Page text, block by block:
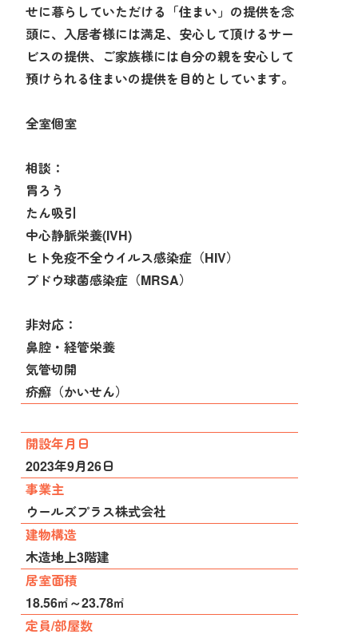
せに暮らしていただける「住まい」の提供を念
頭に、入居者様には満足、安心して頂けるサー
ビスの提供、ご家族様には自分の親を安心して
預けられる住まいの提供を目的としています。
全室個室
相談：
胃ろう
たん吸引
中心静脈栄養(IVH)
ヒト免疫不全ウイルス感染症（HIV）
ブドウ球菌感染症（MRSA）
非対応：
鼻腔・経管栄養
気管切開
疥癬（かいせん）
開設年月日
2023年9月26日
事業主
ウールズプラス株式会社
建物構造
木造地上3階建
居室面積
18.56㎡～23.78㎡
定員/部屋数